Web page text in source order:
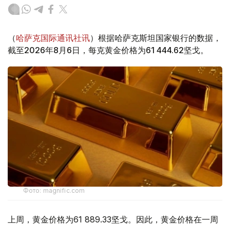
（哈萨克国际通讯社讯）根据哈萨克斯坦国家银行的数据，
截至2026年8月6日，每克黄金价格为61 444.62坚戈。
Фото: magnific.com
上周，黄金价格为61 889.33坚戈。因此，黄金价格在一周